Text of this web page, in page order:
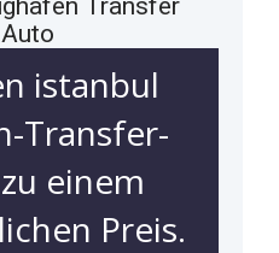
istanbul
Transfer-
einem
Preis.